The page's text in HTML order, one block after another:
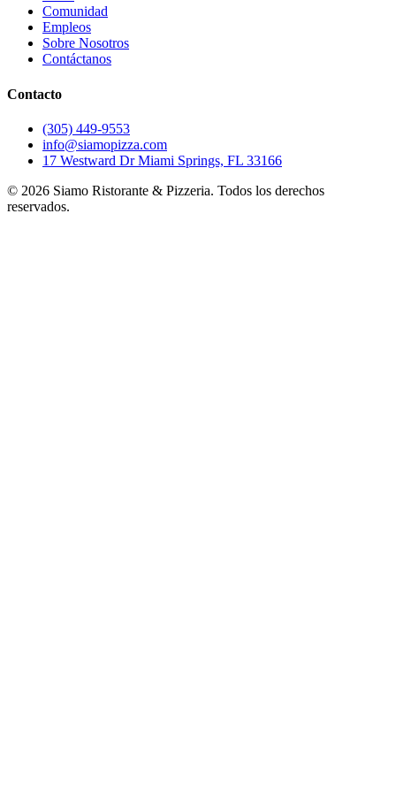
Comunidad
Empleos
Sobre Nosotros
Contáctanos
Contacto
(305) 449-9553
info@siamopizza.com
17 Westward Dr Miami Springs, FL 33166
© 2026 Siamo Ristorante & Pizzeria. Todos los derechos
reservados.